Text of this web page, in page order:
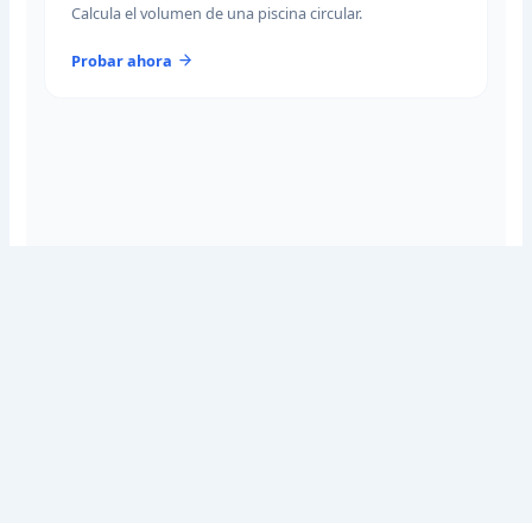
Calcula el volumen de una piscina circular.
Probar ahora